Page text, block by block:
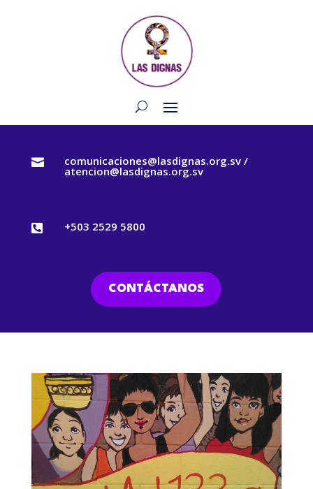
 comunicaciones@lasdignas.org.sv /
atencion@lasdignas.org.sv
 +503 2529 5800
CONTÁCTANOS